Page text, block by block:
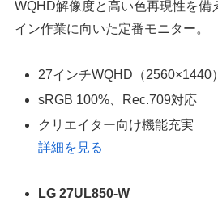
WQHD解像度と高い色再現性を備
イン作業に向いた定番モニター。
27インチWQHD（2560×1440）
sRGB 100%、Rec.709対応
クリエイター向け機能充実
詳細を見る
LG 27UL850-W